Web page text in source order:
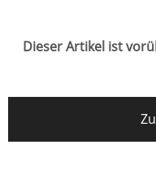
Dieser Artikel ist